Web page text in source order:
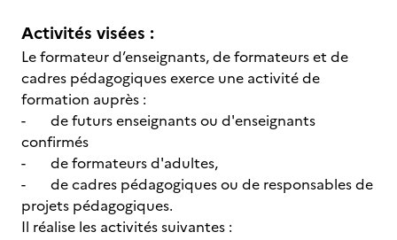
Activités visées :
Le formateur d’enseignants, de formateurs et de
cadres pédagogiques exerce une activité de
formation auprès :
- de futurs enseignants ou d'enseignants
confirmés
- de formateurs d'adultes,
- de cadres pédagogiques ou de responsables de
projets pédagogiques.
Il réalise les activités suivantes :